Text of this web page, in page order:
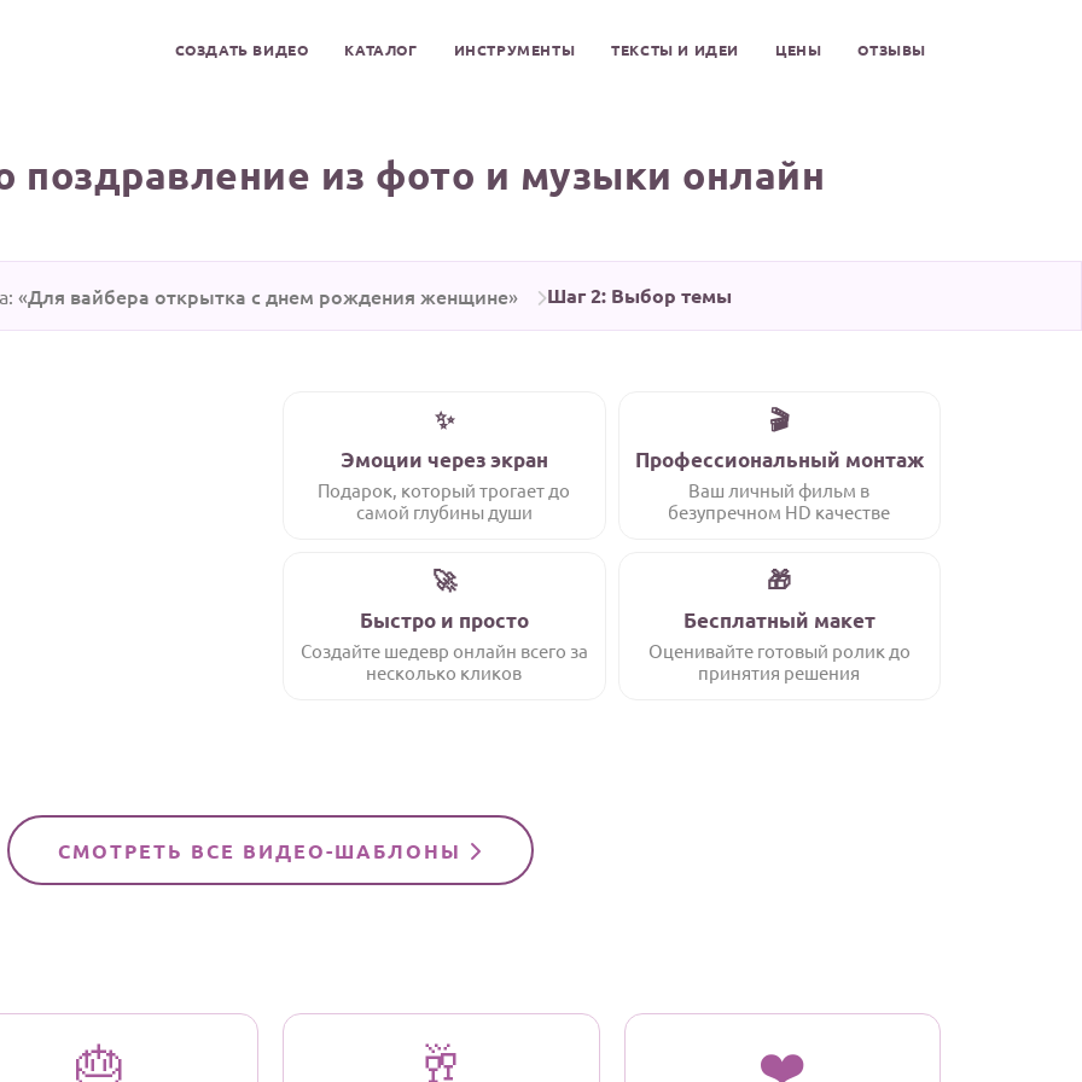
СОЗДАТЬ ВИДЕО КАТАЛОГ ИНСТРУМЕНТЫ ТЕКСТЫ И ИДЕИ ЦЕНЫ ОТЗЫВЫ
поздравление из фото и музыки онлайн
«Для вайбера открытка с днем рождения женщине» Шаг 2: Выбор темы
Выбрать эту тему
СМОТРЕТЬ ВСЕ ВИДЕО-ШАБЛОНЫ
✨
Эмоции через экран
Подарок, который трогает до
самой глубины души
🎬
Профессиональный монтаж
Ваш личный фильм в
безупречном HD качестве
🚀
Быстро и просто
Создайте шедевр онлайн всего за
несколько кликов
🎁
Бесплатный макет
Оценивайте готовый ролик до
принятия решения
🎂 🥂 ❤️